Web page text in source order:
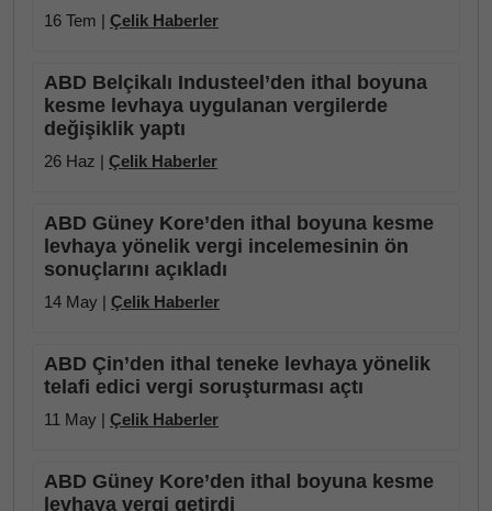
16 Tem | Çelik Haberler
ABD Belçikalı Industeel’den ithal boyuna
kesme levhaya uygulanan vergilerde
değişiklik yaptı
26 Haz | Çelik Haberler
ABD Güney Kore’den ithal boyuna kesme
levhaya yönelik vergi incelemesinin ön
sonuçlarını açıkladı
14 May | Çelik Haberler
ABD Çin’den ithal teneke levhaya yönelik
telafi edici vergi soruşturması açtı
11 May | Çelik Haberler
ABD Güney Kore’den ithal boyuna kesme
levhaya vergi getirdi